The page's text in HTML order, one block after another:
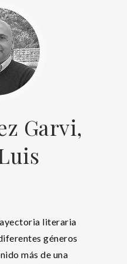
Garvi,
literaria
géneros
más de una